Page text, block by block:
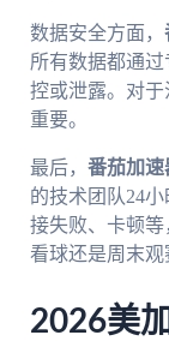
数据安全方面，
所有数据都通
控或泄露。对
重要。
最后， 番茄加速
的技术团队24
接失败、卡顿
看球还是周末观
2026美